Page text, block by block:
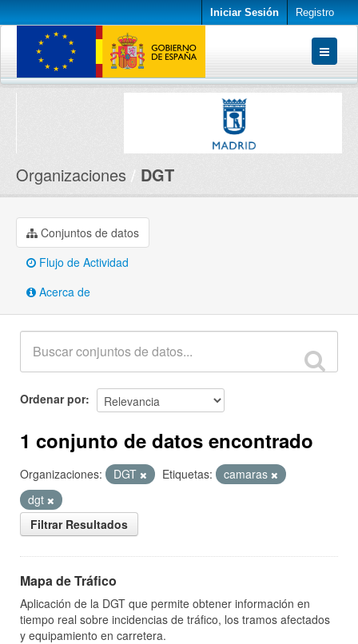
Iniciar Sesión Registro
Conjuntos de datos
Organizaciones DGT
Conjuntos de datos
Flujo de Actividad
Acerca de
Ordenar por
1 conjunto de datos encontrado
Organizaciones: DGT Etiquetas:
camaras
dgt
Filtrar Resultados
Mapa de Tráfico
Aplicación de la DGT que permite obtener información en
tiempo real sobre incidencias de tráfico, los tramos afectados
y equipamiento en carretera.